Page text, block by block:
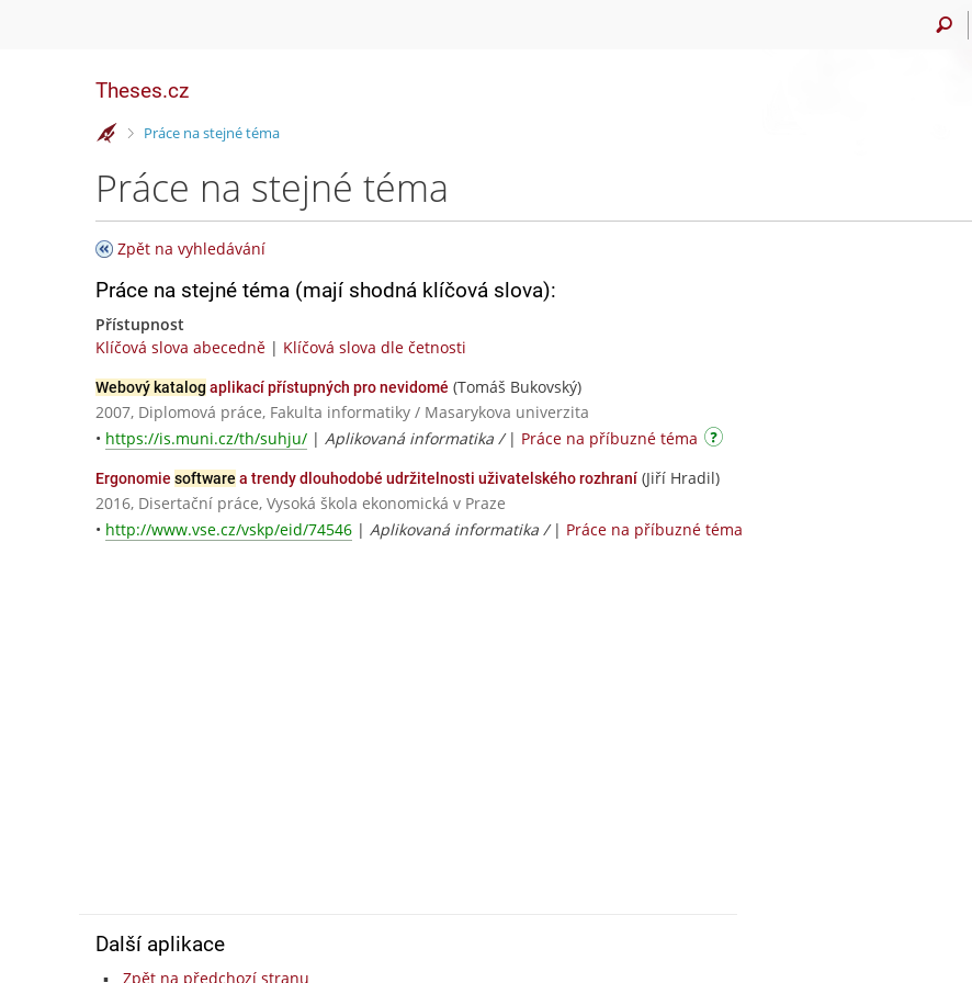
Theses.cz
>Práce na stejné téma
Práce na stejné téma
Zpět na vyhledávání
Práce na stejné téma (mají shodná klíčová slova):
Přístupnost
Klíčová slova abecedně | Klíčová slova dle četnosti
Webový katalog aplikací přístupných pro nevidomé (Tomáš Bukovský)
2007, Diplomová práce, Fakulta informatiky / Masarykova univerzita
• https://is.muni.cz/th/suhju/ | Aplikovaná informatika / | Práce na příbuzné téma
Ergonomie software a trendy dlouhodobé udržitelnosti uživatelského rozhraní (Jiří Hradil)
2016, Disertační práce, Vysoká škola ekonomická v Praze
• http://www.vse.cz/vskp/eid/74546 | Aplikovaná informatika / | Práce na příbuzné téma
Další aplikace
Zpět na předchozí stranu